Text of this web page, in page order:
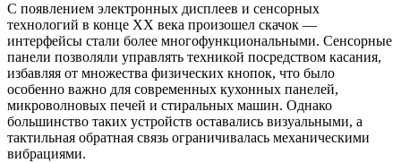
С появлением электронных дисплеев и сенсорных
технологий в конце XX века произошел скачок —
интерфейсы стали более многофункциональными. Сенсорные
панели позволяли управлять техникой посредством касания,
избавляя от множества физических кнопок, что было
особенно важно для современных кухонных панелей,
микроволновых печей и стиральных машин. Однако
большинство таких устройств оставались визуальными, а
тактильная обратная связь ограничивалась механическими
вибрациями.